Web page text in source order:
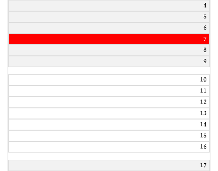
4
5
6
7
8
9
10
11
12
13
14
15
16
17